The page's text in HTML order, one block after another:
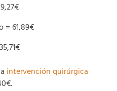
= 61,89€
intervención quirúrgica